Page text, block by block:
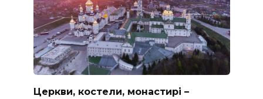
Церкви, костели, монастирі –